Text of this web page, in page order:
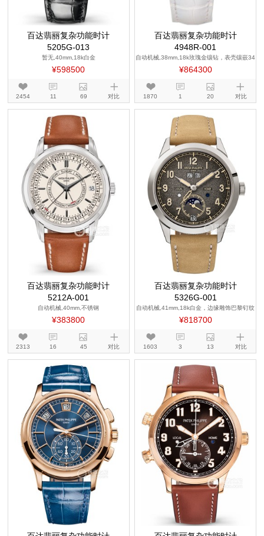
百达翡丽复杂功能时计
5205G-013
暂无,40mm,18k白金
¥598500
2454 11 69 对比
百达翡丽复杂功能时计
4948R-001
自动机械,38mm,18k玫瑰金镶钻，表壳镶嵌34
7颗钻石（~2.65克拉）
¥864300
1870 1 20 对比
百达翡丽复杂功能时计
5212A-001
自动机械,40mm,不锈钢
¥383800
2313 16 45 对比
百达翡丽复杂功能时计
5326G-001
自动机械,41mm,18k白金，边缘雕饰巴黎钉纹
图案
¥818700
1603 3 13 对比